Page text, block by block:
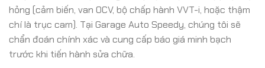
hỏng (cảm biến, van OCV, bộ chấp hành VVT-i, hoặc thậm
chí là trục cam). Tại Garage Auto Speedy, chúng tôi sẽ
chẩn đoán chính xác và cung cấp báo giá minh bạch
trước khi tiến hành sửa chữa.